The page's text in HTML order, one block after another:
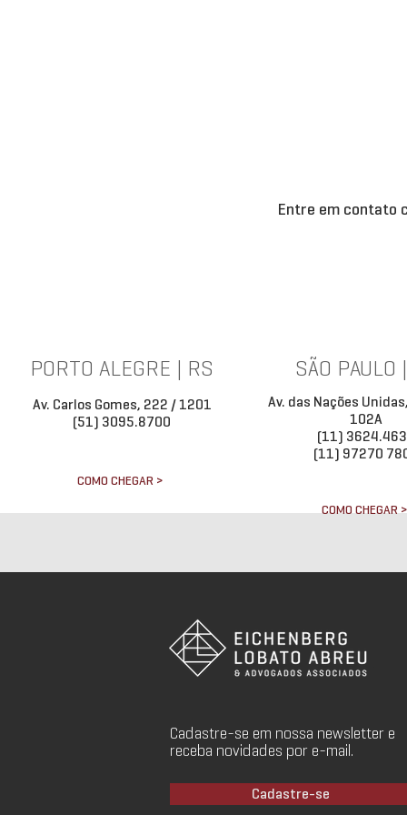
PORTO ALEGRE | RS
Av. Carlos Gomes, 222 / 1201
(51) 3095.8700
COMO CHEGAR >
SÃO PAULO
Av. das Nações
102A
(11)
(11) 97270
COMO CHEGAR >
Entre em contato
Cadastre-se em nossa newsletter e
receba novidades por e-mail.
Cadastre-se